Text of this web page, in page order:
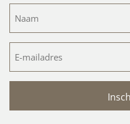
(Vereist)
mailadres